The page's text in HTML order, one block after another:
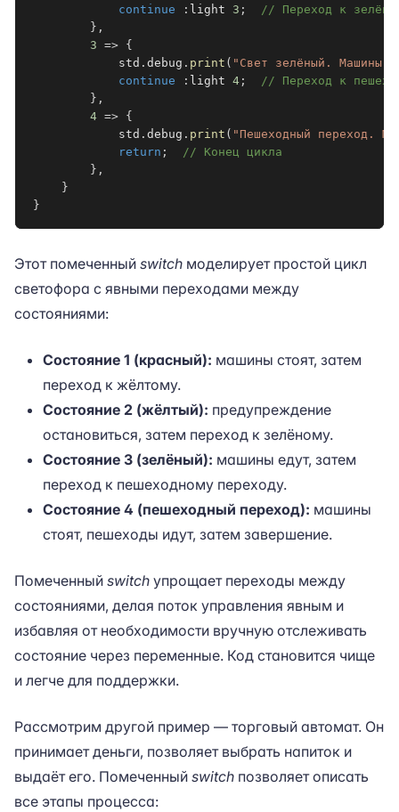
continue
: light 3 ;
// Переход к
} ,
3 => {
            std
. debug . print ( "Свет зелёный. Машины
continue
: light 4 ;
// Переход к
} ,
4 => {
            std
. debug . print ( "Пешеходный переход.
return ;
// Конец цикла
} ,
}
}
Этот помеченный switch моделирует простой цикл
светофора с явными переходами между
состояниями:
Состояние 1 (красный): машины стоят, затем
переход к жёлтому.
Состояние 2 (жёлтый): предупреждение
остановиться, затем переход к зелёному.
Состояние 3 (зелёный): машины едут, затем
переход к пешеходному переходу.
Состояние 4 (пешеходный переход): машины
стоят, пешеходы идут, затем завершение.
Помеченный switch упрощает переходы между
состояниями, делая поток управления явным и
избавляя от необходимости вручную отслеживать
состояние через переменные. Код становится чище
и легче для поддержки.
Рассмотрим другой пример — торговый автомат. Он
принимает деньги, позволяет выбрать напиток и
выдаёт его. Помеченный switch позволяет описать
все этапы процесса: